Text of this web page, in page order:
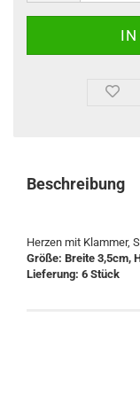
Beschreibung
Herzen mit Klammer,
Größe: Breite 3,5cm,
Lieferung: 6 Stück